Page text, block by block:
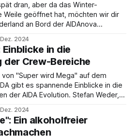
dran, aber da das Winter-
Weile geöffnet hat, möchten wir dir
an Bord der AIDAnova
dich vom magischen Winter
verzaubern! ✨ Seit dem 2.
2024
in die
Crew-Bereiche
von "Super wird Mega" auf dem
gibt es spannende Einblicke in die
der AIDA Evolution. Stefan Weder,
zeigt uns, was hinter den Kulissen
2024
Ein alkoholfreier